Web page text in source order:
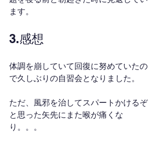
ます。
3.感想
体調を崩していて回復に努めていたの
で久しぶりの自習会となりました。
ただ、風邪を治してスパートかけるぞ
と思った矢先にまた喉が痛くな
り。。。